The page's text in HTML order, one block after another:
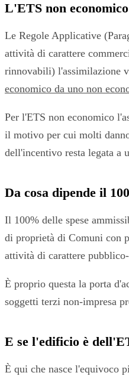
L'ETS non
Le Regole Applicative
attività di carattere
rinnovabili) l'assimilazione
economico da uno non
Per l'ETS non economico
il motivo per cui molti
dell'incentivo resta legata a
Da cosa dipende il
Il 100% delle spese
di proprietà di Comuni con
attività di carattere
È proprio questa la porta
soggetti terzi non-impresa
E se l'edificio è
È qui che nasce l'equivoco